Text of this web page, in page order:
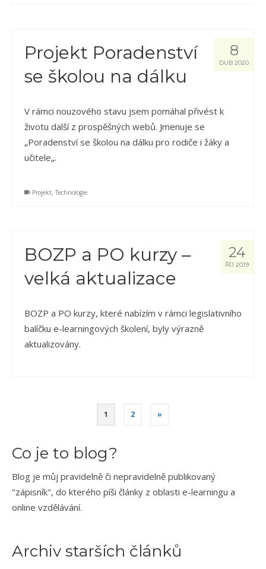
8
DUB 2020
Projekt Poradenství
se školou na dálku
V rámci nouzového stavu jsem pomáhal přivést k
životu další z prospěšných webů. Jmenuje se
„Poradenství se školou na dálku pro rodiče i žáky a
učitele„.
Projekt, Technologie
24
ŘÍJ 2019
BOZP a PO kurzy –
velká aktualizace
BOZP a PO kurzy, které nabízím v rámci legislativního
balíčku e-learningových školení, byly výrazně
aktualizovány.
1 2 »
Co je to blog?
Blog je můj pravidelně či nepravidelně publikovaný
"zápisník", do kterého píši články z oblasti e-learningu a
online vzdělávání.
Archiv starších článků